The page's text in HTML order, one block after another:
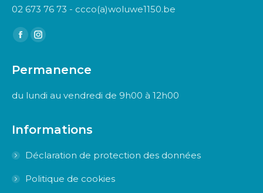
02 673 76 73 - ccco(a)woluwe1150.be
Trouvez nous sur :
Facebook
opens
Instagram
opens
Permanence
du lundi au vendredi de 9h00 à 12h00
Informations
Déclaration de protection des données
Politique de cookies